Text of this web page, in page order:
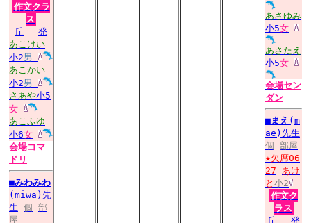
作文クラ
ス
丘
発
あこけい
小2男
あこかい
小2男
さあや小5
女
あこふゆ
小6女
会場コマ
ドリ
■みわみわ
(miwa)先
生 個 部
屋
あさゆみ
小5女
あさたえ
小5女
会場セン
ダン
■まえ (m
ae)先生
個 部屋
★欠席06
27
あけ
と 小2
作文ク
ラス
丘
発